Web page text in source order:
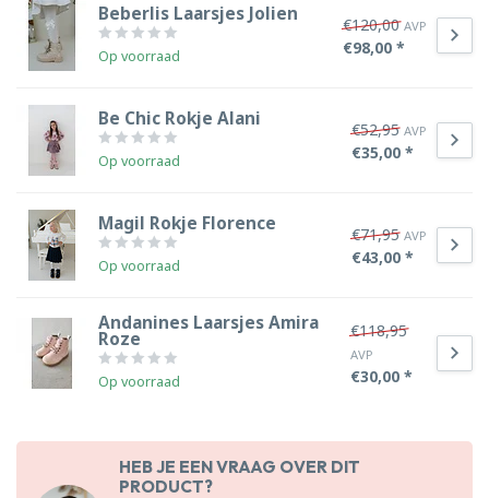
Beberlis Laarsjes Jolien
Op voorraad
€120,00 AVP
€98,00 *
Be Chic Rokje Alani
Op voorraad
€52,95 AVP
€35,00 *
Magil Rokje Florence
Op voorraad
€71,95 AVP
€43,00 *
Andanines Laarsjes Amira
Roze
Op voorraad
€118,95
AVP
€30,00 *
HEB JE EEN VRAAG OVER DIT
PRODUCT?